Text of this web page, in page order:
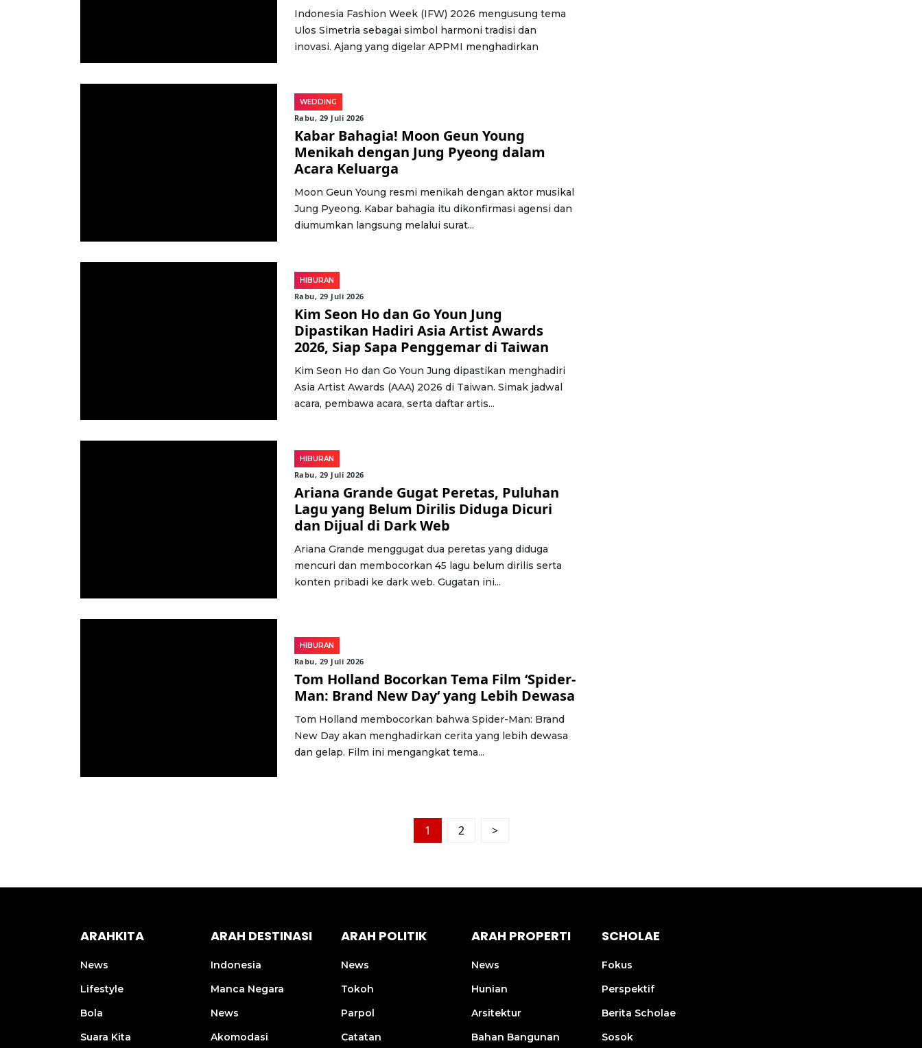
Indonesia Fashion Week (IFW) 2026 mengusung tema
Ulos Simetria sebagai simbol harmoni tradisi dan
inovasi. Ajang yang digelar APPMI menghadirkan
WEDDING
Rabu, 29 Juli 2026
Kabar Bahagia! Moon Geun Young
Menikah dengan Jung Pyeong dalam
Acara Keluarga
Moon Geun Young resmi menikah dengan aktor musikal
Jung Pyeong. Kabar bahagia itu dikonfirmasi agensi dan
diumumkan langsung melalui surat...
HIBURAN
Rabu, 29 Juli 2026
Kim Seon Ho dan Go Youn Jung
Dipastikan Hadiri Asia Artist Awards
2026, Siap Sapa Penggemar di Taiwan
Kim Seon Ho dan Go Youn Jung dipastikan menghadiri
Asia Artist Awards (AAA) 2026 di Taiwan. Simak jadwal
acara, pembawa acara, serta daftar artis...
HIBURAN
Rabu, 29 Juli 2026
Ariana Grande Gugat Peretas, Puluhan
Lagu yang Belum Dirilis Diduga Dicuri
dan Dijual di Dark Web
Ariana Grande menggugat dua peretas yang diduga
mencuri dan membocorkan 45 lagu belum dirilis serta
konten pribadi ke dark web. Gugatan ini...
HIBURAN
Rabu, 29 Juli 2026
Tom Holland Bocorkan Tema Film ‘Spider-
Man: Brand New Day‘ yang Lebih Dewasa
Tom Holland membocorkan bahwa Spider-Man: Brand
New Day akan menghadirkan cerita yang lebih dewasa
dan gelap. Film ini mengangkat tema...
1 2 >
ARAHKITA
News
Lifestyle
Bola
Suara Kita
ARAH DESTINASI
Indonesia
Manca Negara
News
Akomodasi
ARAH POLITIK
News
Tokoh
Parpol
Catatan
ARAH PROPERTI
News
Hunian
Arsitektur
Bahan Bangunan
SCHOLAE
Fokus
Perspektif
Berita Scholae
Sosok